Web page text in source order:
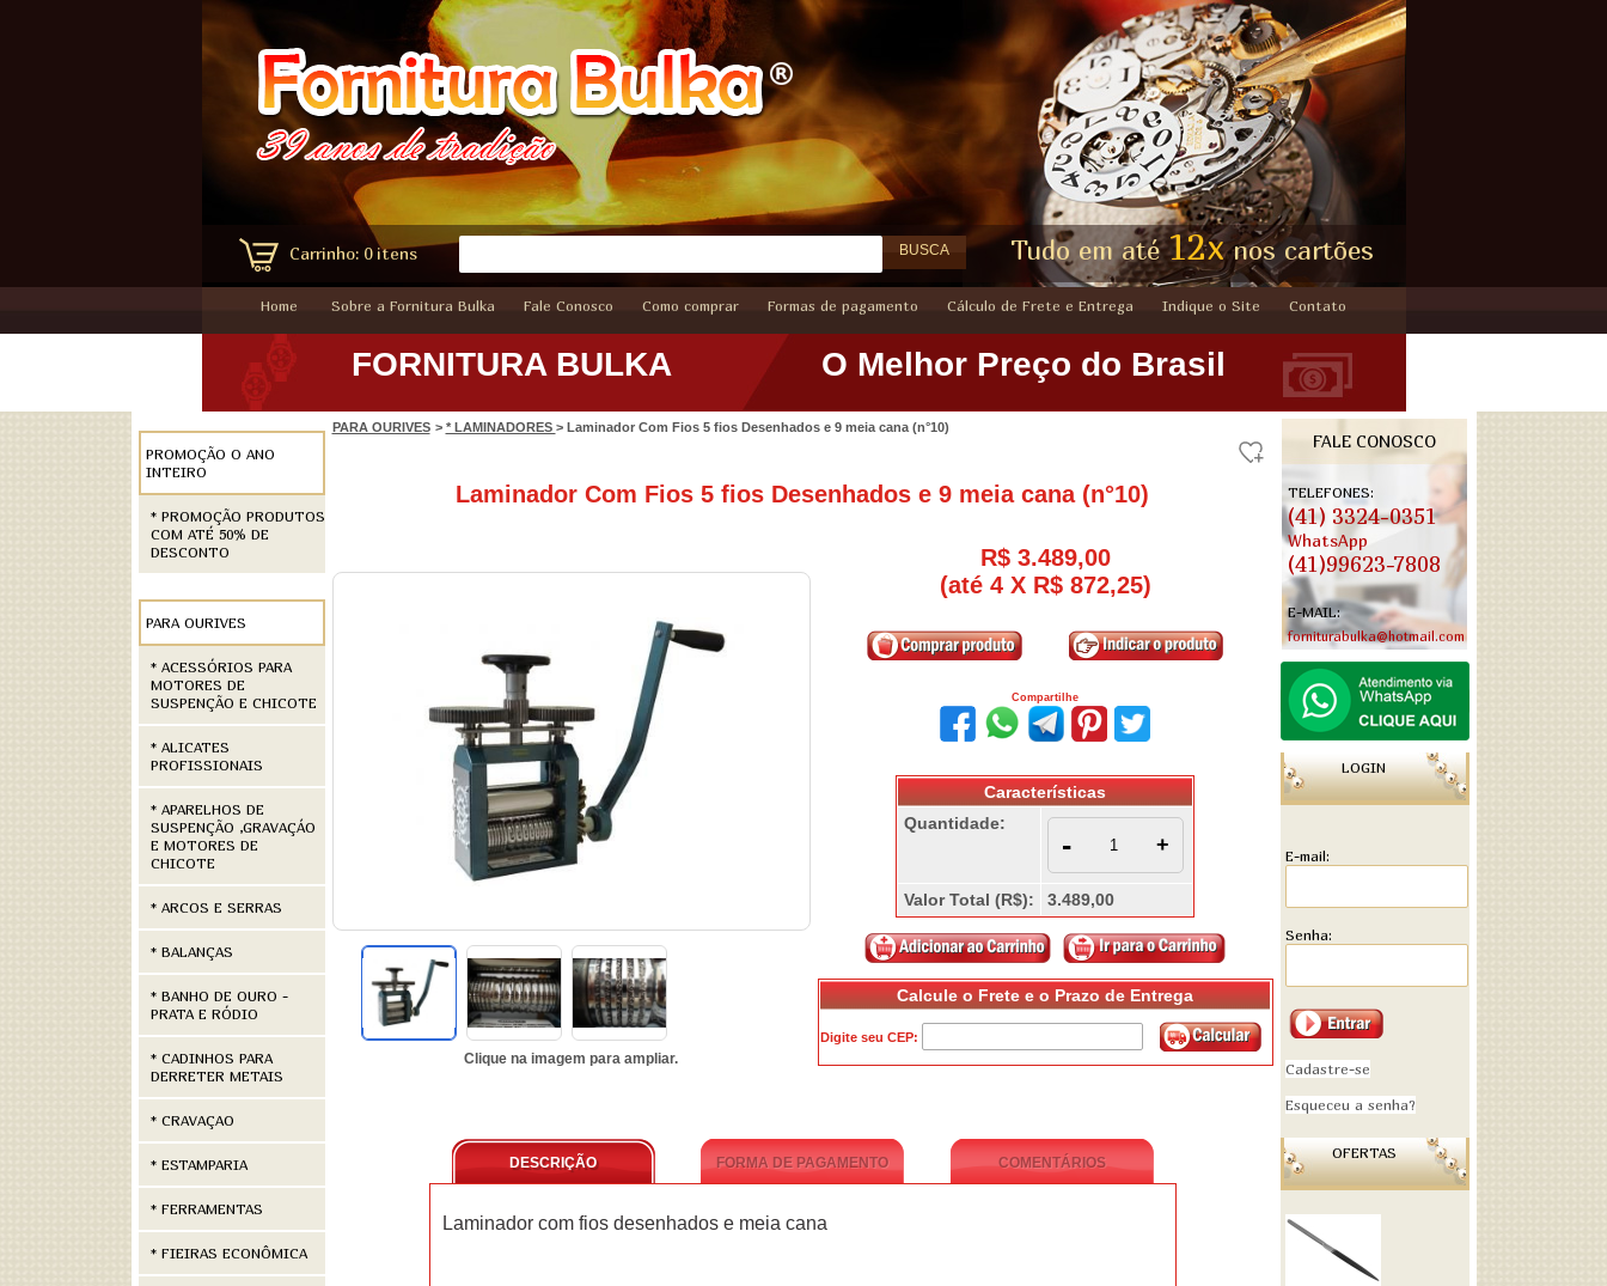
Carrinho: 0 itens BUSCA Tudo em até12xnos cartões
Home Sobre a Fornitura Bulka Fale Conosco Como comprar Formas de pagamento Cálculo de Frete e Entrega Indique o Site Contato
FORNITURA BULKA O Melhor Preço do Brasil
PROMOÇÃO O ANO
INTEIRO
* PROMOÇÃO PRODUTOS
COM ATÉ 50% DE
DESCONTO
PARA OURIVES
* ACESSÓRIOS PARA
MOTORES DE
SUSPENÇÃO E CHICOTE
* ALICATES
PROFISSIONAIS
* APARELHOS DE
SUSPENÇÃO ,GRAVAÇÁO
E MOTORES DE
CHICOTE
* ARCOS E SERRAS
* BALANÇAS
* BANHO DE OURO -
PRATA E RÓDIO
* CADINHOS PARA
DERRETER METAIS
* CRAVAÇAO
* ESTAMPARIA
* FERRAMENTAS
* FIEIRAS ECONÔMICA
PARA OURIVES > * LAMINADORES > Laminador Com Fios 5 fios Desenhados e 9 meia cana (n°10)
Laminador Com Fios 5 fios Desenhados e 9 meia cana (n°10)
Clique na imagem para ampliar.
R$ 3.489,00
(até 4 X R$ 872,25)
Compartilhe
Características
Quantidade:
- +
Valor Total (R$): 3.489,00
Calcule o Frete e o Prazo de Entrega
Digite seu CEP:
DESCRIÇÃO FORMA DE PAGAMENTO COMENTÁRIOS
Laminador com fios desenhados e meia cana
FALE CONOSCO
TELEFONES:
(41) 3324-0351
WhatsApp
(41)99623-7808
E-MAIL:
forniturabulka@hotmail.com
LOGIN
E-mail:
Senha:
Cadastre-se
Esqueceu a senha?
OFERTAS